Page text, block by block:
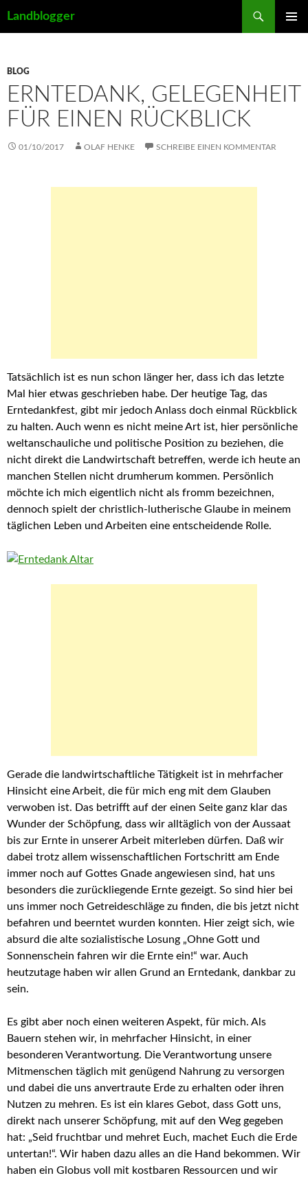
Landblogger
BLOG
ERNTEDANK, GELEGENHEIT
FÜR EINEN RÜCKBLICK
01/10/2017 OLAF HENKE SCHREIBE EINEN KOMMENTAR
Tatsächlich ist es nun schon länger her, dass ich das letzte
Mal hier etwas geschrieben habe. Der heutige Tag, das
Erntedankfest, gibt mir jedoch Anlass doch einmal Rückblick
zu halten. Auch wenn es nicht meine Art ist, hier persönliche
weltanschauliche und politische Position zu beziehen, die
nicht direkt die Landwirtschaft betreffen, werde ich heute an
manchen Stellen nicht drumherum kommen. Persönlich
möchte ich mich eigentlich nicht als fromm bezeichnen,
dennoch spielt der christlich-lutherische Glaube in meinem
täglichen Leben und Arbeiten eine entscheidende Rolle.
Gerade die landwirtschaftliche Tätigkeit ist in mehrfacher
Hinsicht eine Arbeit, die für mich eng mit dem Glauben
verwoben ist. Das betrifft auf der einen Seite ganz klar das
Wunder der Schöpfung, dass wir alltäglich von der Aussaat
bis zur Ernte in unserer Arbeit miterleben dürfen. Daß wir
dabei trotz allem wissenschaftlichen Fortschritt am Ende
immer noch auf Gottes Gnade angewiesen sind, hat uns
besonders die zurückliegende Ernte gezeigt. So sind hier bei
uns immer noch Getreideschläge zu finden, die bis jetzt nicht
befahren und beerntet wurden konnten. Hier zeigt sich, wie
absurd die alte sozialistische Losung „Ohne Gott und
Sonnenschein fahren wir die Ernte ein!“ war. Auch
heutzutage haben wir allen Grund an Erntedank, dankbar zu
sein.
Es gibt aber noch einen weiteren Aspekt, für mich. Als
Bauern stehen wir, in mehrfacher Hinsicht, in einer
besonderen Verantwortung. Die Verantwortung unsere
Mitmenschen täglich mit genügend Nahrung zu versorgen
und dabei die uns anvertraute Erde zu erhalten oder ihren
Nutzen zu mehren. Es ist ein klares Gebot, dass Gott uns,
direkt nach unserer Schöpfung, mit auf den Weg gegeben
hat: „Seid fruchtbar und mehret Euch, machet Euch die Erde
untertan!“. Wir haben dazu alles an die Hand bekommen. Wir
haben ein Globus voll mit kostbaren Ressourcen und wir